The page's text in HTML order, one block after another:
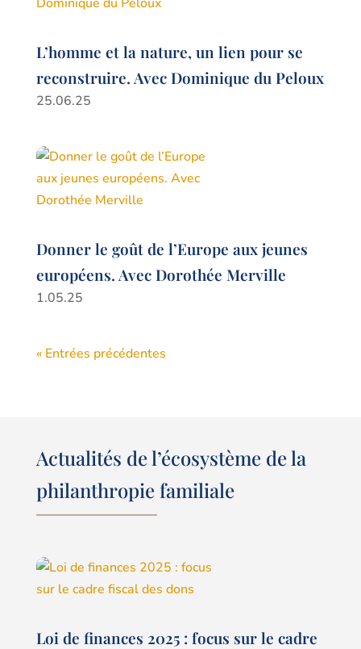
L’homme et la nature, un lien pour se
reconstruire. Avec Dominique du Peloux
25.06.25
Donner le goût de l’Europe aux jeunes
européens. Avec Dorothée Merville
1.05.25
« Entrées précédentes
Actualités de l’écosystème de la
philanthropie familiale
Loi de finances 2025 : focus sur le cadre